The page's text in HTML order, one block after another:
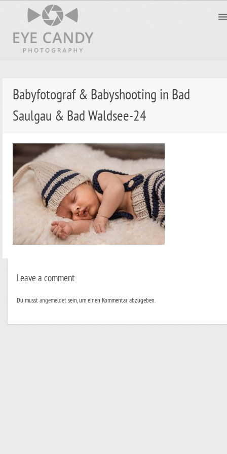
Babyfotograf & Babyshooting in Bad
Saulgau & Bad Waldsee-24
Leave a comment
Du musstangemeldetsein, um einen Kommentar abzugeben.